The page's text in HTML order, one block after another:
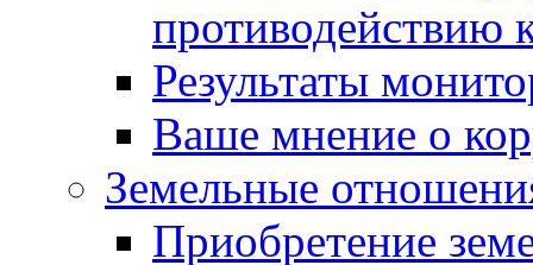
противодействию
Результаты
Ваше мнение о
Земельные
Приобретение